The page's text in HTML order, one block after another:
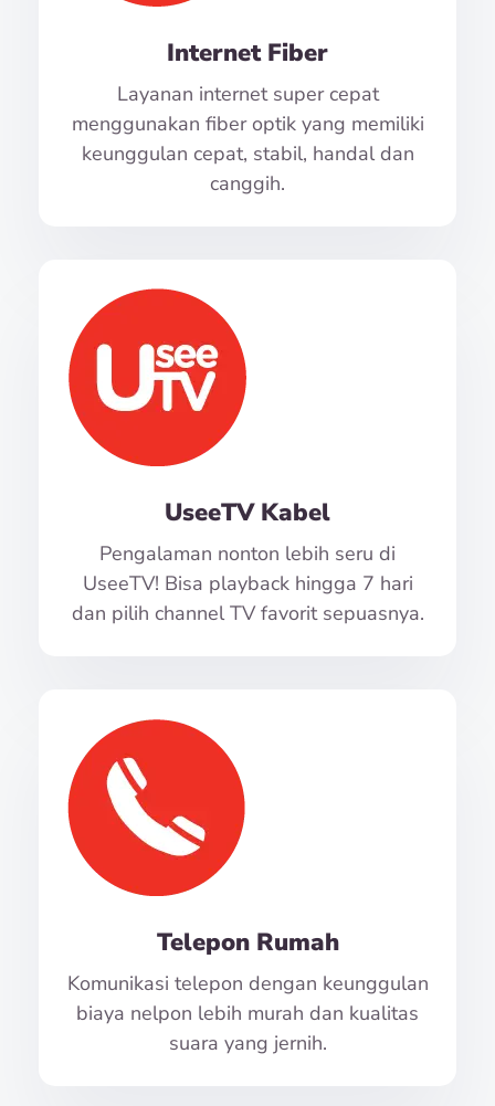
Internet Fiber
Layanan internet super cepat
menggunakan fiber optik yang memiliki
keunggulan cepat, stabil, handal dan
canggih.
UseeTV Kabel
Pengalaman nonton lebih seru di
UseeTV! Bisa playback hingga 7 hari
dan pilih channel TV favorit sepuasnya.
Telepon Rumah
Komunikasi telepon dengan keunggulan
biaya nelpon lebih murah dan kualitas
suara yang jernih.